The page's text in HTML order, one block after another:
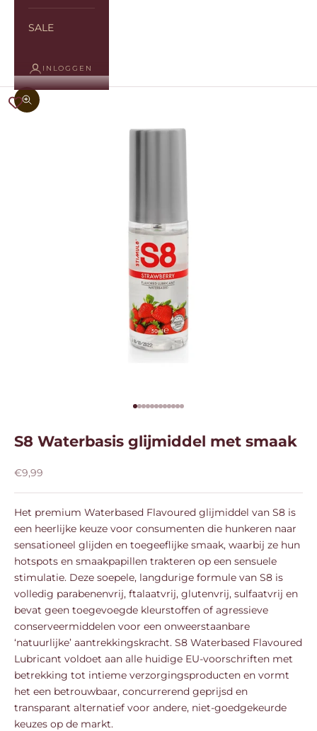
SALE
INLOGGEN
In-/uitzoomen
Naar artikel 1
Naar artikel 2
Naar artikel 3
Naar artikel 4
Naar artikel 5
Naar artikel 6
Naar artikel 7
Naar artikel 8
Naar artikel 9
Naar artikel 10
Naar artikel 11
Naar artikel 12
S8 Waterbasis glijmiddel met smaak
Aanbiedingsprijs
€9,99
Het premium Waterbased Flavoured glijmiddel van S8 is
een heerlijke keuze voor consumenten die hunkeren naar
sensationeel glijden en toegeeflijke smaak, waarbij ze hun
hotspots en smaakpapillen trakteren op een sensuele
stimulatie. Deze soepele, langdurige formule van S8 is
volledig parabenenvrij, ftalaatvrij, glutenvrij, sulfaatvrij en
bevat geen toegevoegde kleurstoffen of agressieve
conserveermiddelen voor een onweerstaanbare
‘natuurlijke’ aantrekkingskracht. S8 Waterbased Flavoured
Lubricant voldoet aan alle huidige EU-voorschriften met
betrekking tot intieme verzorgingsproducten en vormt
het een betrouwbaar, concurrerend geprijsd en
transparant alternatief voor andere, niet-goedgekeurde
keuzes op de markt.